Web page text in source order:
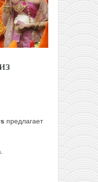
предлагает